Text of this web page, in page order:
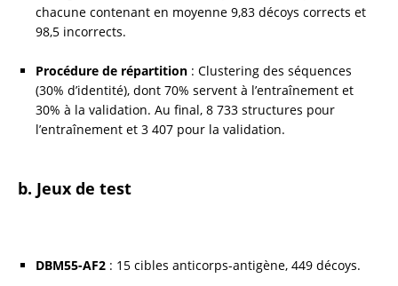
chacune contenant en moyenne 9,83 décoys corrects et
98,5 incorrects.
Procédure de répartition : Clustering des séquences
(30% d’identité), dont 70% servent à l’entraînement et
30% à la validation. Au final, 8 733 structures pour
l’entraînement et 3 407 pour la validation.
b. Jeux de test
DBM55-AF2 : 15 cibles anticorps-antigène, 449 décoys.